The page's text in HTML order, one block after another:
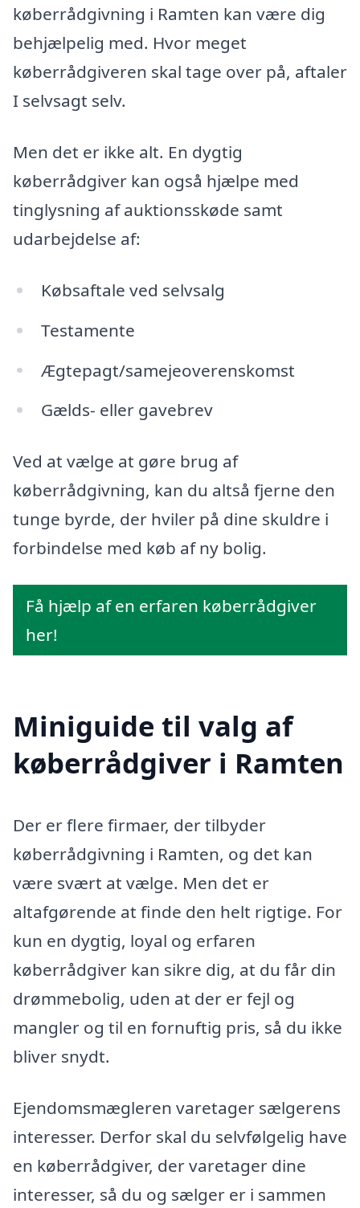
køberrådgivning i Ramten kan være dig
behjælpelig med. Hvor meget
køberrådgiveren skal tage over på, aftaler
I selvsagt selv.
Men det er ikke alt. En dygtig
køberrådgiver kan også hjælpe med
tinglysning af auktionsskøde samt
udarbejdelse af:
Købsaftale ved selvsalg
Testamente
Ægtepagt/samejeoverenskomst
Gælds- eller gavebrev
Ved at vælge at gøre brug af
køberrådgivning, kan du altså fjerne den
tunge byrde, der hviler på dine skuldre i
forbindelse med køb af ny bolig.
Få hjælp af en erfaren køberrådgiver
her!
Miniguide til valg af
køberrådgiver i Ramten
Der er flere firmaer, der tilbyder
køberrådgivning i Ramten, og det kan
være svært at vælge. Men det er
altafgørende at finde den helt rigtige. For
kun en dygtig, loyal og erfaren
køberrådgiver kan sikre dig, at du får din
drømmebolig, uden at der er fejl og
mangler og til en fornuftig pris, så du ikke
bliver snydt.
Ejendomsmægleren varetager sælgerens
interesser. Derfor skal du selvfølgelig have
en køberrådgiver, der varetager dine
interesser, så du og sælger er i sammen